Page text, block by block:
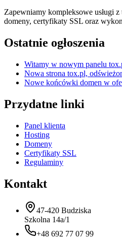
Zapewniamy kompleksowe usługi
domeny, certyfikaty SSL oraz
Ostatnie ogłoszenia
Witamy w nowym panelu
Nowa strona tox.pl,
Nowe końcówki domen w
Przydatne linki
Panel klienta
Hosting
Domeny
Certyfikaty SSL
Regulaminy
Kontakt
47-420 Budziska
Szkolna 14a/1
+48 692 77 07 99